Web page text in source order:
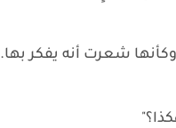
وكأنها شعرت أنه يفكر بها.